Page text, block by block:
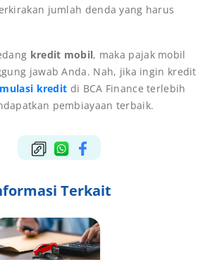
jumlah denda yang harus
kredit mobil, maka pajak mobil
jawab Anda. Nah, jika ingin kredit
kredit di BCA Finance terlebih
pembiayaan terbaik.
Terkait